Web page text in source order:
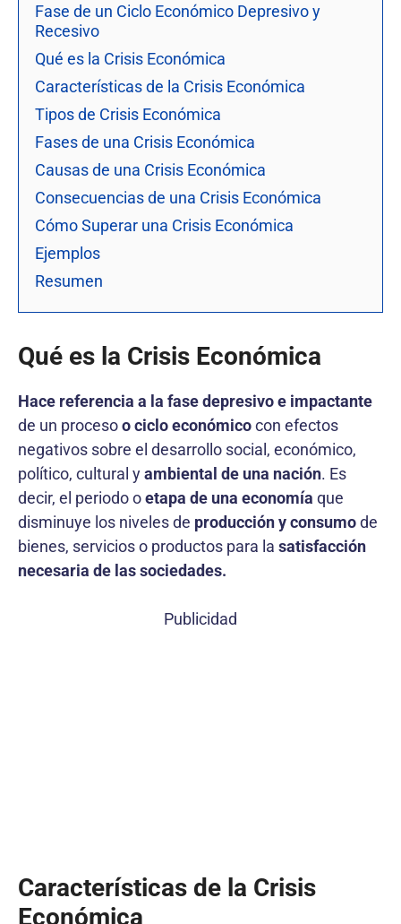
Fase de un Ciclo Económico Depresivo y
Recesivo
Qué es la Crisis Económica
Características de la Crisis Económica
Tipos de Crisis Económica
Fases de una Crisis Económica
Causas de una Crisis Económica
Consecuencias de una Crisis Económica
Cómo Superar una Crisis Económica
Ejemplos
Resumen
Qué es la Crisis Económica
Hace referencia a la fase depresivo e impactante
de un procesoo ciclo económicocon efectos
negativos sobre el desarrollo social, económico,
político, cultural yambiental de una nación. Es
decir, el periodo oetapa de una economía que
disminuye los niveles de producción y consumode
bienes, servicios o productos para la satisfacción
necesaria de las sociedades.
Publicidad
Características de la Crisis
Económica